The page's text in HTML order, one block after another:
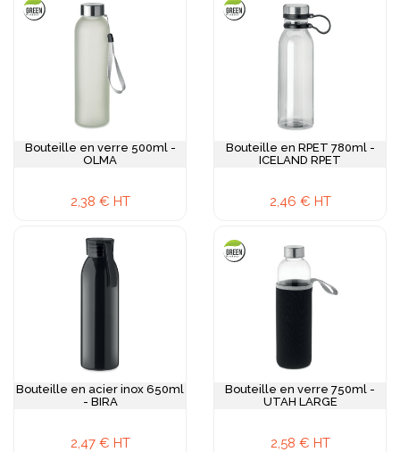
Bouteille en verre 500ml -
OLMA
2,38 € HT
Bouteille en RPET 780ml -
ICELAND RPET
2,46 € HT
Bouteille en acier inox 650ml
- BIRA
2,47 € HT
Bouteille en verre 750ml -
UTAH LARGE
2,58 € HT